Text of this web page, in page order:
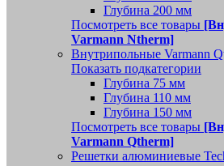
Глубина 200 мм
Посмотреть все товары
Varmann Ntherm]
Внутрипольные Varmann
Показать подкатегории
Глубина 75 мм
Глубина 110 мм
Глубина 150 мм
Посмотреть все товары
Varmann Qtherm]
Решетки алюминиевые